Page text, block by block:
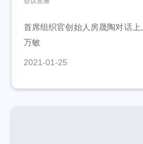
首席组织官创始人房晟陶对话
万敏
2021-01-25